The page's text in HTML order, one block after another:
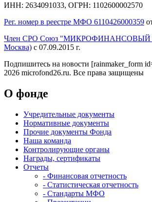
ИНН: 2634091033, ОГРН: 1102600002570
Рег. номер в реестре МФО 6110426000359
Член СРО Союз "МИКРОФИНАНСОВЫЙ
Москва) с 07.09.2015 г.
Подпишитесь на новости [rainmaker_form
2026 microfond26.ru. Все права защищены
О фонде
Учредительные документы
Нормативные документы
Прочие документы Фонда
Наша команда
Контролирующие органы
Награды, сертификаты
Отчеты
- Финансовая отчетность
- Статистическая отчетность
- Стандарты МФО